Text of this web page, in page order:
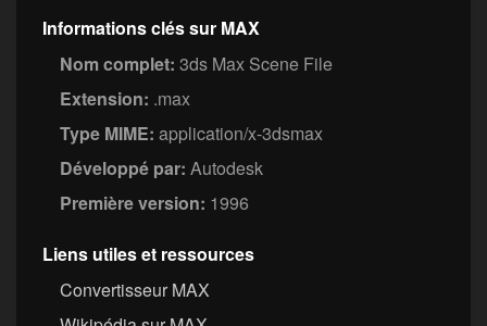
Informations clés sur MAX
Nom complet: 3ds Max Scene File
Extension: .max
Type MIME: application/x-3dsmax
Développé par: Autodesk
Première version: 1996
Liens utiles et ressources
Convertisseur MAX